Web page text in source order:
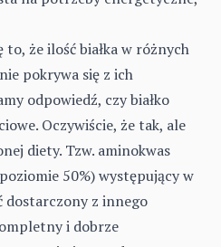
że ilość białka w różnych
pokrywa się z ich
odpowiedź, czy białko
Oczywiście, że tak, ale
diety. Tzw. aminokwas
50%) występujący w
dostarczony z innego
i dobrze